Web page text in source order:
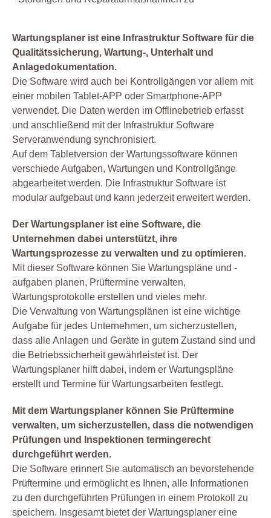
Wartungsplaner ist eine Infrastruktur Software für die
Qualitätssicherung, Wartung-, Unterhalt und
Anlagedokumentation.
Die Software wird auch bei Kontrollgängen vor allem mit
einer mobilen Tablet-APP oder Smartphone-APP
verwendet. Die Daten werden im Offlinebetrieb erfasst
und anschließend mit der Infrastruktur Software
Serveranwendung synchronisiert.
Auf dem Tabletversion der Wartungssoftware können
verschiede Aufgaben, Wartungen und Kontrollgänge
abgearbeitet werden. Die Infrastruktur Software ist
modular aufgebaut und kann jederzeit erweitert werden.
Der Wartungsplaner ist eine Software, die
Unternehmen dabei unterstützt, ihre
Wartungsprozesse zu verwalten und zu optimieren.
Mit dieser Software können Sie Wartungspläne und -
aufgaben planen, Prüftermine verwalten,
Wartungsprotokolle erstellen und vieles mehr.
Die Verwaltung von Wartungsplänen ist eine wichtige
Aufgabe für jedes Unternehmen, um sicherzustellen,
dass alle Anlagen und Geräte in gutem Zustand sind und
die Betriebssicherheit gewährleistet ist. Der
Wartungsplaner hilft dabei, indem er Wartungspläne
erstellt und Termine für Wartungsarbeiten festlegt.
Mit dem Wartungsplaner können Sie Prüftermine
verwalten, um sicherzustellen, dass die notwendigen
Prüfungen und Inspektionen termingerecht
durchgeführt werden.
Die Software erinnert Sie automatisch an bevorstehende
Prüftermine und ermöglicht es Ihnen, alle Informationen
zu den durchgeführten Prüfungen in einem Protokoll zu
speichern. Insgesamt bietet der Wartungsplaner eine